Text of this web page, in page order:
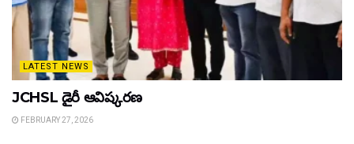
LATEST NEWS
JCHSL డైరీ ఆవిష్కరణ
FEBRUARY 27, 2026